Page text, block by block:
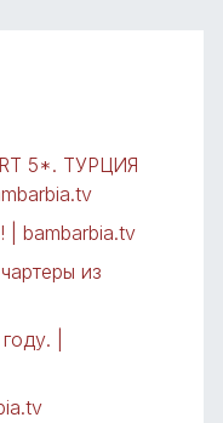
5*. ТУРЦИЯ
| bambarbia.tv
из
|